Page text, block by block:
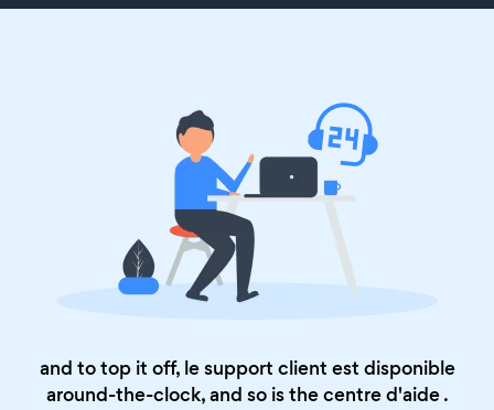
and to top it off, le support client est disponible
around-the-clock, and so is thecentre d'aide.